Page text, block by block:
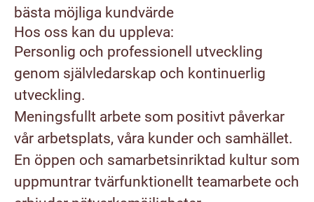
bästa möjliga kundvärde
Hos oss kan du uppleva:
Personlig och professionell utveckling
genom självledarskap och kontinuerlig
utveckling.
Meningsfullt arbete som positivt påverkar
vår arbetsplats, våra kunder och samhället.
En öppen och samarbetsinriktad kultur som
uppmuntrar tvärfunktionellt teamarbete och